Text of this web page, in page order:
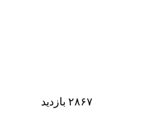
۲۸۶۷ بازدید